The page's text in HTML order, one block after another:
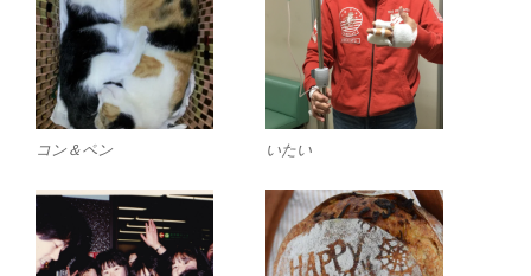
コン＆ペン いたい